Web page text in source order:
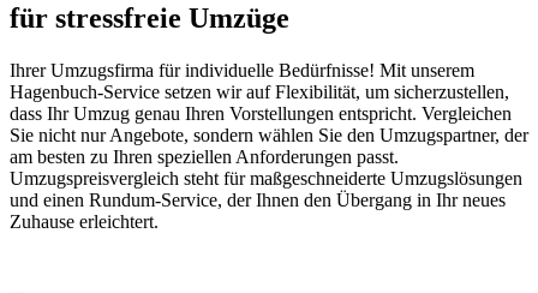
für stressfreie Umzüge
Ihrer Umzugsfirma für individuelle Bedürfnisse! Mit unserem
Hagenbuch-Service setzen wir auf Flexibilität, um sicherzustellen,
dass Ihr Umzug genau Ihren Vorstellungen entspricht. Vergleichen
Sie nicht nur Angebote, sondern wählen Sie den Umzugspartner, der
am besten zu Ihren speziellen Anforderungen passt.
Umzugspreisvergleich steht für maßgeschneiderte Umzugslösungen
und einen Rundum-Service, der Ihnen den Übergang in Ihr neues
Zuhause erleichtert.